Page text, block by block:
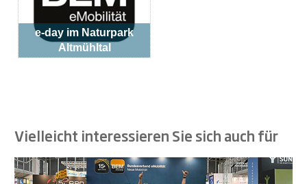
e-day im Naturpark
Altmühltal
Vielleicht interessieren Sie sich auch für